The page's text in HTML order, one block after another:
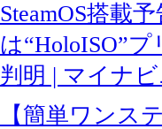
SteamOS搭載
は“HoloISO”
判明 | マイナ
【簡単ワンス